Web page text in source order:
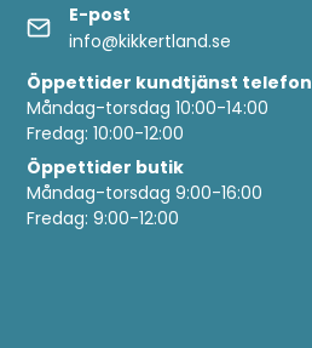
E-post
info@kikkertland.se
Öppettider kundtjänst telefon
Måndag-torsdag 10:00-14:00
Fredag: 10:00-12:00
Öppettider butik
Måndag-torsdag 9:00-16:00
Fredag: 9:00-12:00